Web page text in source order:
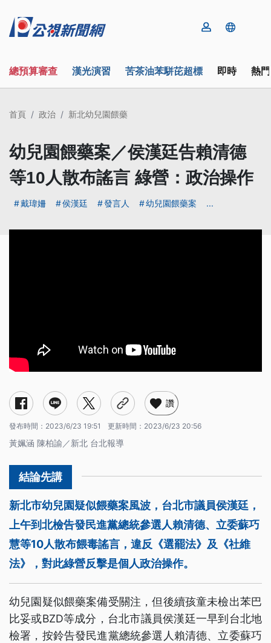
總預算審查 漢光演習 苦茶油苯駢芘超標 即時 熱
首頁 政治 新北幼兒園餵藥
幼兒園餵藥案／侯漢廷告賴清德
等10人散布謠言 綠營：政治操作
戴瑋姍 侯漢廷 發言人 幼兒園餵藥案 ...
讚
發布時間： 2023/6/23 19:51 更新時間： 2023/6/23 20:56
黃姵涵 陳柏諭／新北 台北報導
新北市幼兒園疑似餵藥案風波，台北市議員侯漢廷，
上午到北檢告發民進黨總統參選人賴清德、立委蘇巧
慧等10人散布餵毒謠言，違反《選罷法》及《社維
法》，對此綠營反擊是個人政治操作。
幼兒園疑似餵藥案備受關注，但後續孩童未檢出苯巴
比妥或BZD等成分，台北市議員侯漢廷一早到台北地
檢署，按鈴告發民進黨總統參選人賴清德、立委蘇巧